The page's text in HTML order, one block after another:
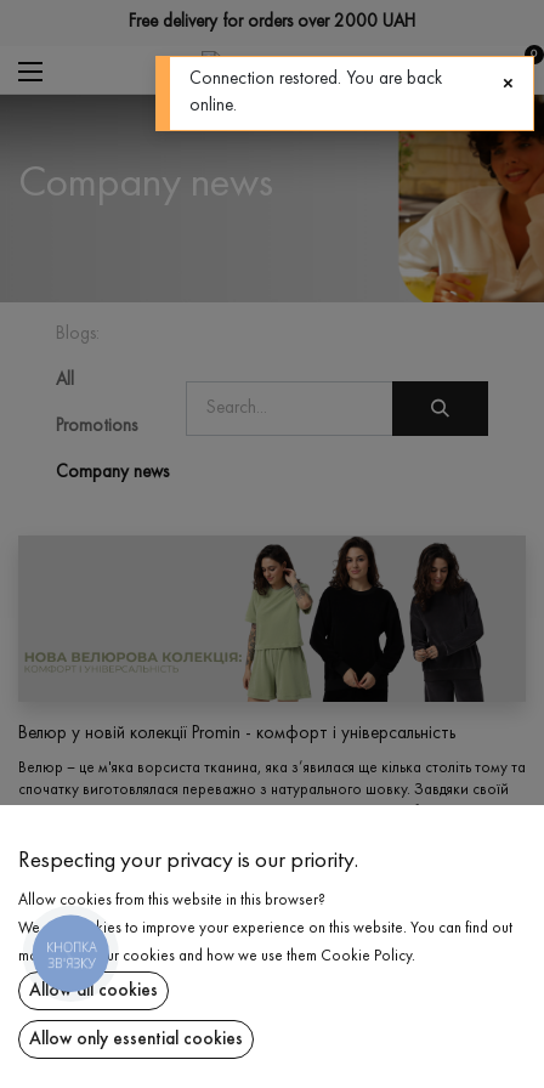
Free delivery for orders over 2000 UAH
0
Company news
Blogs:
All
Promotions
Company news
Велюр у новій колекції Promin - комфорт і універсальність
Велюр – це м'яка ворсиста тканина, яка з’явилася ще кілька століть тому та
спочатку виготовлялася переважно з натурального шовку. Завдяки своїй
Respecting your privacy is our priority.
Allow cookies from this website in this browser?
We use cookies to improve your experience on this website. You can find out
more about our cookies and how we use them Cookie Policy.
Allow all cookies
Allow only essential cookies
КНОПКА
ЗВ'ЯЗКУ
Connection restored. You are back
online.